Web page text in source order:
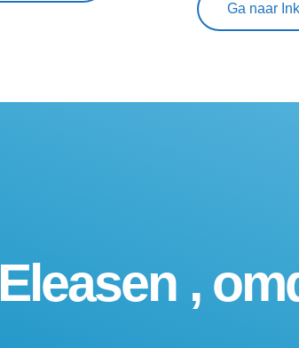
Ga naar
Eleasen ,